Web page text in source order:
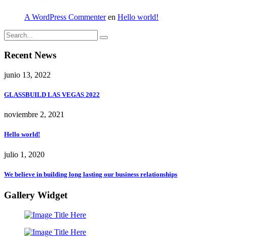
A WordPress Commenteren Hello world!
Recent News
junio 13, 2022
GLASSBUILD LAS VEGAS 2022
noviembre 2, 2021
Hello world!
julio 1, 2020
We believe in building long lasting our business relationships
Gallery Widget